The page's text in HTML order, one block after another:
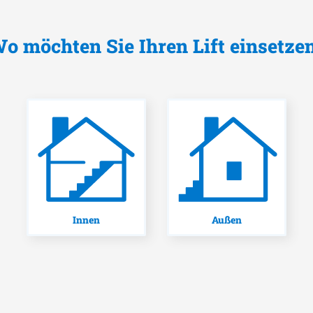
möchten Sie Ihren Lift
Innen Außen